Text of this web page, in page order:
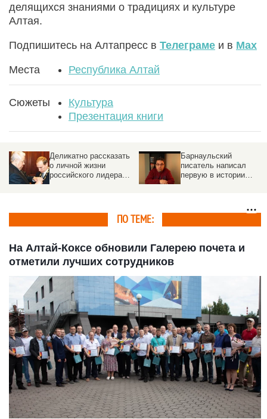
делящихся знаниями о традициях и культуре
Алтая.
Подпишитесь на Алтапресс в Телеграме и в Max
Места Республика Алтай
Сюжеты
Культура
Презентация книги
Барнаульский
писатель написал
первую в истории
«Танец маленьких
королей». Алтайский
писатель издал книгу о
интеллигента
ПО ТЕМЕ:
На Алтай-Коксе обновили Галерею почета и
отметили лучших сотрудников